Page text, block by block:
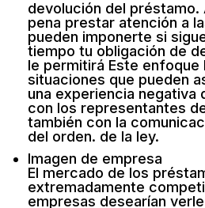
devolución del préstamo.
pena prestar atención a
pueden imponerte si
tiempo tu obligación de
le permitirá Este
situaciones que pueden
una experiencia negativa
con los representantes
también con la
del orden. de la ley.
Imagen de empresa
El mercado de los
extremadamente
empresas desearían